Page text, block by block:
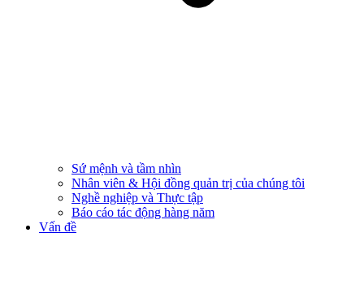
Sứ mệnh và tầm nhìn
Nhân viên & Hội đồng quản trị của chúng tôi
Nghề nghiệp và Thực tập
Báo cáo tác động hàng năm
Vấn đề